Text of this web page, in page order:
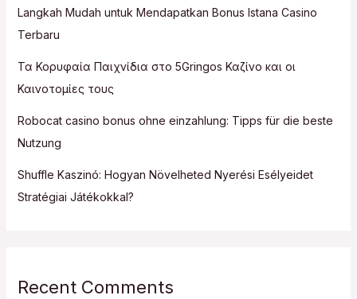
Langkah Mudah untuk Mendapatkan Bonus Istana Casino
Terbaru
Τα Κορυφαία Παιχνίδια στο 5Gringos Καζίνο και οι
Καινοτομίες τους
Robocat casino bonus ohne einzahlung: Tipps für die beste
Nutzung
Shuffle Kaszinó: Hogyan Növelheted Nyerési Esélyeidet
Stratégiai Játékokkal?
Recent Comments